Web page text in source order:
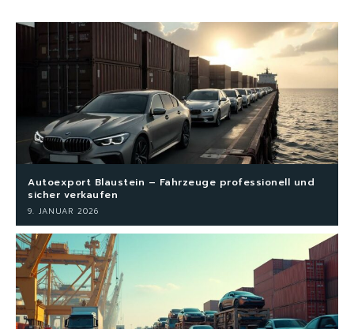
Autoexport Blaustein – Fahrzeuge professionell und
sicher verkaufen
9. JANUAR 2026